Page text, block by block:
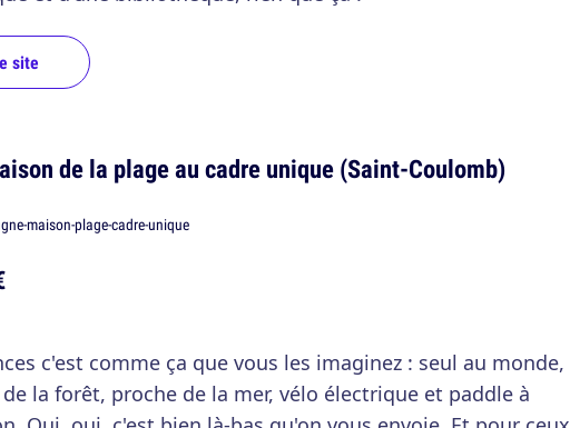
site
de la plage au cadre unique (Saint-Coulomb)
c'est comme ça que vous les imaginez : seul au monde,
la forêt, proche de la mer, vélo électrique et paddle à